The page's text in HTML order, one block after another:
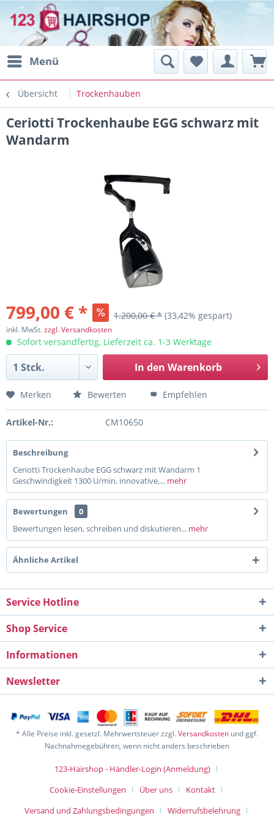
Menü
Übersicht Trockenhauben
Ceriotti Trockenhaube EGG schwarz mit
Wandarm
799,00 € * 1.200,00 € * (33,42% gespart)
inkl. MwSt.zzgl. Versandkosten
Sofort versandfertig, Lieferzeit ca. 1-3 Werktage
In den Warenkorb
Merken Bewerten Empfehlen
Artikel-Nr.: CM10650
Beschreibung
Ceriotti Trockenhaube EGG schwarz mit Wandarm 1
Geschwindigkeit 1300 U/min, innovative,... mehr
Bewertungen
0
Bewertungen lesen, schreiben und diskutieren... mehr
Ähnliche Artikel
Service Hotline
Shop Service
Informationen
Newsletter
* Alle Preise inkl. gesetzl. Mehrwertsteuer zzgl.Versandkosten und ggf.
Nachnahmegebühren, wenn nicht anders beschrieben
123-Hairshop - Händler-Login (Anmeldung)
Cookie-Einstellungen
Über uns
Kontakt
Versand und Zahlungsbedingungen
Widerrufsbelehrung